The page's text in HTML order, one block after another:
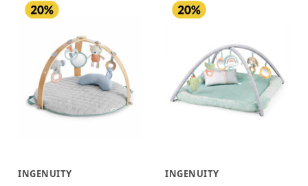
INGENUITY
INGENUITY